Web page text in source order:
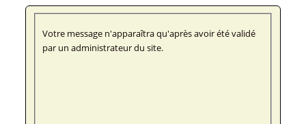
Votre message n'apparaîtra qu'après avoir été validé
par un administrateur du site.